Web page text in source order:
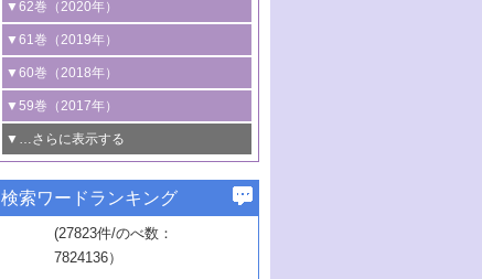
る最新技術
4号 アルコール類の効率的変換を実現す
る非貴金属触媒の研究動向
5号 ゼオライトの合成と応用における研
究動向
6号 ヘテロ接合界面
B号 第135回触媒討論会（2025年）
ロセスの最前線
4号 シンクロトロン放射光および中性子
線を利用した触媒解析技術の最先端
5号 単原子触媒
6号 参照触媒委員会からのお知らせ
B号 第133回触媒討論会（2023年）
3号 非酸化物系金属化合物を基盤とした
触媒材料の開発
4号 格子酸素・格子酸素欠陥を利用した
触媒反応
5号 生体触媒によるエネルギー変換反応
6号 窒素とリンの循環のための触媒・機
能性材料
2号 化学品合成のための合金触媒開発
3号 CO の排出削減および有効活用のた
めの触媒技術
4号 若手による情報発信企画～とびたて
若き触媒の研究者たち～（1）
若き触媒の研究者たち～（2）
6号 石油のノーブル・ユースを志向した
触媒技術
1号 金触媒の新展開
2号 ペロブスカイト
3号 特殊反応場を利用した触媒的分子変
換反応
4号 多孔質材料を用いた触媒の新展開
5号 情報学的手法を用いた触媒開発
6号 カーボンニュートラルに向けた電解
技術
B号 第127回触媒討論会（2021年・オン
ライン開催(Zoom)のみ）
▼62巻（2020年）
1号 触媒設計を拓く欠陥構造のキャラク
タリゼーション
2号 機能化学品製造に資するクリーンな
触媒的酸化反応
3号 水処理のための触媒化学
4号 光触媒を用いた水分解の最新の研究
動向
5号 次世代の触媒プロセスを支えるマイ
▼61巻（2019年）
1号 物質移動制御に着目した触媒プロセ
ス開発
2号 CO2 フリー水素サプライチェーンに
関わる触媒開発動向
3号 精密高分子合成に関する最近の研究
動向
4号 バイオマス化成品製造のための触媒
▼60巻（2018年）
1号 固体酸触媒の最新の研究動向
2号 二酸化炭素からの有用化学品合成
3号 ナノ粒子・クラスター触媒の最前線
4号 60周年記念企画
5号 進化するゼオライト合成技術
6号 非貴金属系触媒における電気化学的
▼59巻（2017年）
1号 いたるところに，触媒
最先端技術
3号 無機分離膜材料の開発と触媒反応プ
ロセスへの適用
▼…さらに表示する
1号 ユニークな構造の高分子を生み出す触
2号 リグニンからの化成品製造に向けた触
▼57巻（2015年）
1号 水素キャリアにかかわる触媒技術の新
▼56巻（2014年）
検索ワードランキング
(27823件/のべ数：
7824136）